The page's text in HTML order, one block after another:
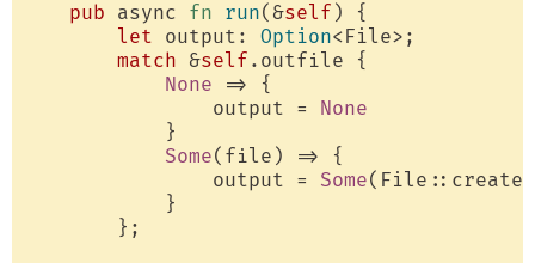
pub async fn run(&self ) {
let output: Option<File>;
match &self .outfile {
None => {
                output =
None
            }
Some(file) => {
                output =
Some
            }
        };